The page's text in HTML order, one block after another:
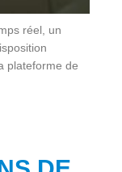
réel, un
plateforme de